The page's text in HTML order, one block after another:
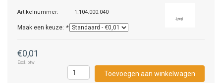
Artikelnummer: 1.104.000.040
Maak een keuze: *
€0,01
Excl. btw
Toevoegen aan winkelwagen